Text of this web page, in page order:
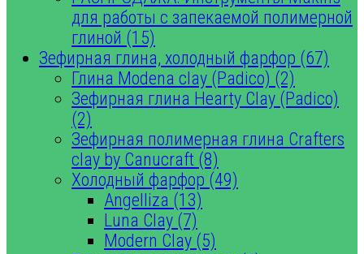
для работы с запекаемой полимерной
глиной (15)
Зефирная глина, холодный фарфор (67)
Глина Modena clay (Padico) (2)
Зефирная глина Hearty Clay (Padico)
(2)
Зефирная полимерная глина Crafters
clay by Canucraft (8)
Холодный фарфор (49)
Angelliza (13)
Luna Clay (7)
Modern Clay (5)